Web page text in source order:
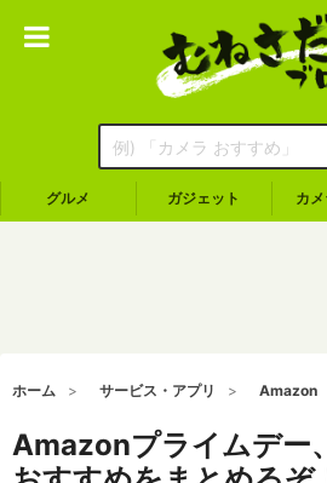
グルメ ガジェット カ
ホーム サービス・アプリ Amazon
Amazonプライムデー